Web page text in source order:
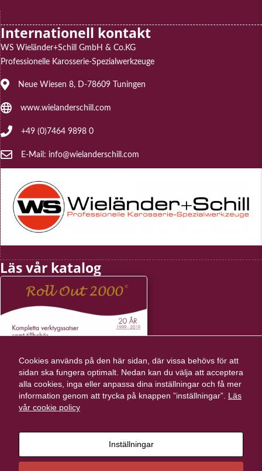
Internationell kontakt
WS Wieländer+Schill GmbH & Co.KG
Professionelle Karosserie-Spezialwerkzeuge
Address: Neue Wiesen 8, D-78609 Tuningen
Neue Wiesen 8, D-78609 Tuningen
Website: www.wielanderschill.com
www.wielanderschill.com
Phone: +49 (0)7464 9898 0
+49 (0)7464 9898 0
E-Mail: info@wielanderschill.com
E-Mail: info@wielanderschill.com
Läs vår katalog
Cookies används på den här sidan, där vissa behövs för att
sidan ska fungera optimalt. Nedan kan du välja att acceptera
alla cookies, inga eller anpassa dina inställningar och få mer
information genom att trycka på knappen ”inställningar”. Läs
vår cookie policy
Inställningar
välja bort.
hemsidan
över huvud
taget ska
fungera.
Statistik
För att vi ska
förbättra